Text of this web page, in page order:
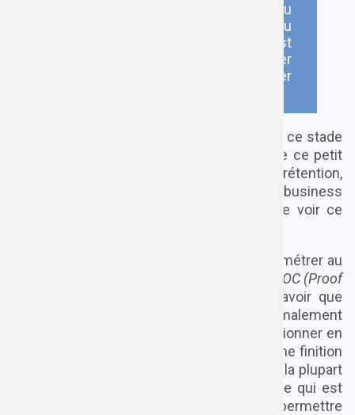
Anniversaire, Noël, naissance ou
mariage, offrir le bon cadeau ou
recevoir celui de ses rêves, c'est
top ! Alors pour toujours tomber
juste, pensez à créer et partager
et c'est parti ! A ce stade
du projet, je n'ai réfléchi à rien d'autre que ce petit
résumé de deux phrases. Je n'ai aucune prétention,
aucune envie de réellement créer un business
quelconque sur cette idée. Je veux juste voir ce
Je me donne comme règle de me chronométrer au
POC (Proof
ou Preuve de Concept). À savoir que
j'aimerais créer un service minimalement
fonctionnel, démontrant qu'il pourrait fonctionner en
situation réelle, sans prendre le temps d'une finition
(la plupart
du temps encore moins développé que ce qui est
faisable en 10h) est souvent fait pour permettre